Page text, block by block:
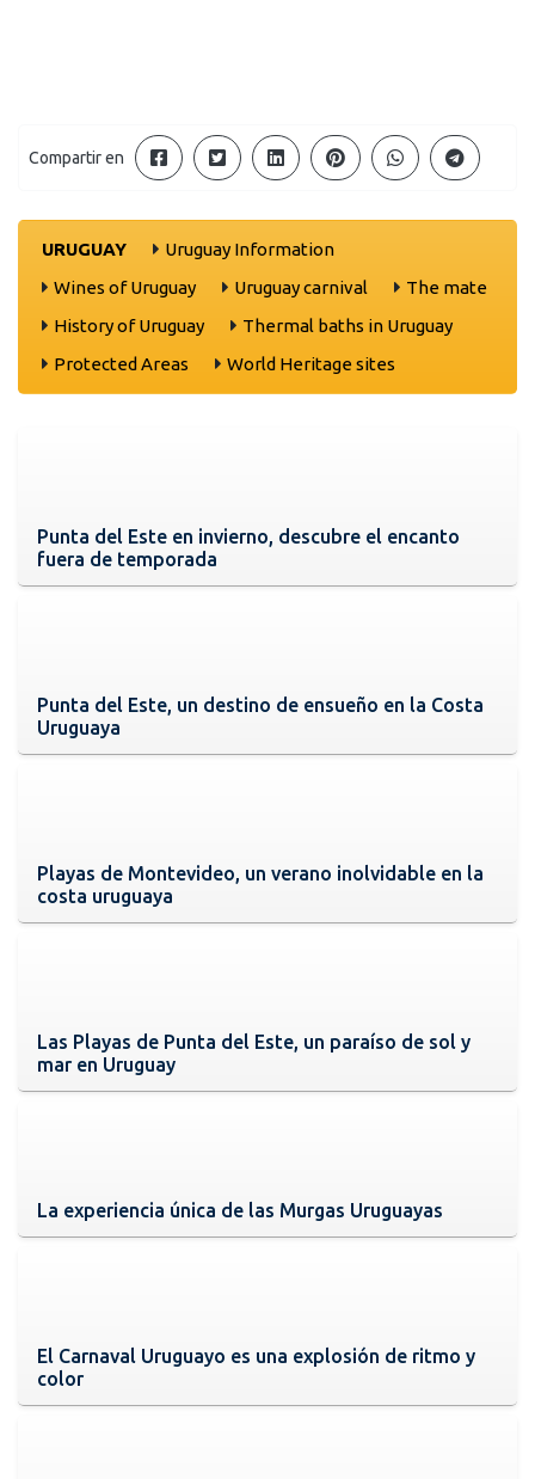
Compartir en
URUGUAY
Uruguay Information
Wines of Uruguay
Uruguay carnival
The mate
History of Uruguay
Thermal baths in Uruguay
Protected Areas
World Heritage sites
Punta del Este en invierno, descubre el encanto
fuera de temporada
Punta del Este, un destino de ensueño en la Costa
Uruguaya
Playas de Montevideo, un verano inolvidable en la
costa uruguaya
Las Playas de Punta del Este, un paraíso de sol y
mar en Uruguay
La experiencia única de las Murgas Uruguayas
El Carnaval Uruguayo es una explosión de ritmo y
color